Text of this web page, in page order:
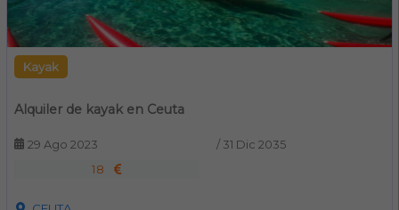
Kayak
Alquiler de kayak en Ceuta
29 Ago 2023 / 31 Dic 2035
18